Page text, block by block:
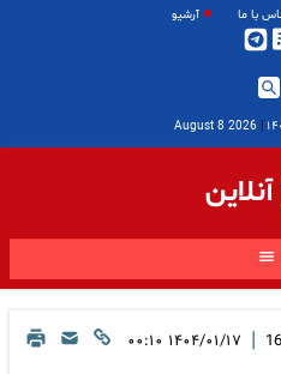
با ما آرشیو
|
2026 August 8
آنلاین
| ۱۴۰۴/۰۱/۱۷ ۰۰:۱۰